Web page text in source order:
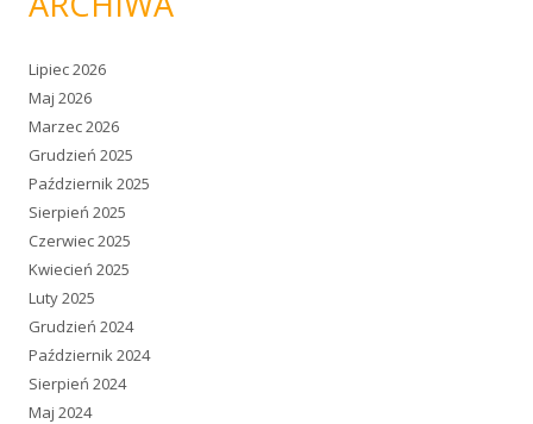
Lipiec 2026
Maj 2026
Marzec 2026
Grudzień 2025
Październik 2025
Sierpień 2025
Czerwiec 2025
Kwiecień 2025
Luty 2025
Grudzień 2024
Październik 2024
Sierpień 2024
Maj 2024